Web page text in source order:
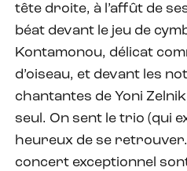
tête droite, à l’affût de
béat devant le jeu de
Kontamonou, délicat
d’oiseau, et devant les
chantantes de Yoni
seul. On sent le trio (qui
heureux de se retrouver.
concert exceptionnel